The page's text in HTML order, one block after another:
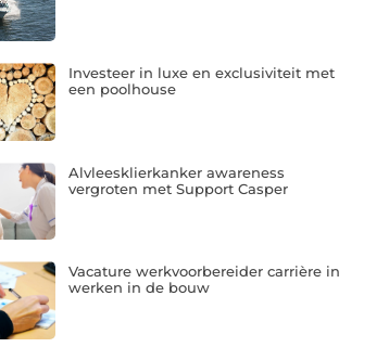
Investeer in luxe en exclusiviteit met
een poolhouse
Alvleesklierkanker awareness
vergroten met Support Casper
Vacature werkvoorbereider carrière in
werken in de bouw